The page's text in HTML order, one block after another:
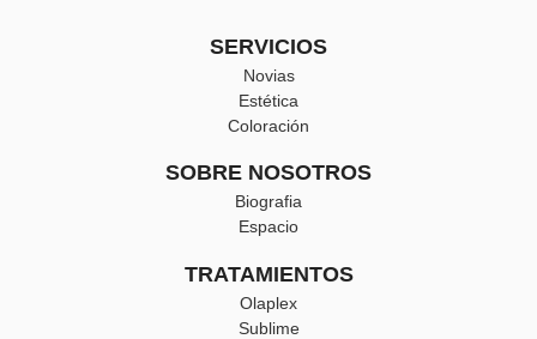
SERVICIOS
Novias
Estética
Coloración
SOBRE NOSOTROS
Biografia
Espacio
TRATAMIENTOS
Olaplex
Sublime